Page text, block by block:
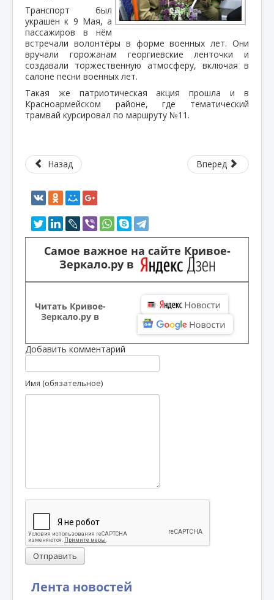
Лента новостей
Транспорт был
украшен к 9 Мая, а
пассажиров в нём
встречали волонтёры в форме военных лет. Они
вручали горожанам георгиевские ленточки и
создавали торжественную атмосферу, включая в
салоне песни военных лет.
Такая же патриотическая акция прошла и в
Красноармейском районе, где тематический
трамвай курсировал по маршруту №11.
Назад Вперед
Самое важное на сайте Кривое-
Зеркало.ру в
Читать Кривое-
Зеркало.ру в
Добавить комментарий
Имя (обязательное)
Отправить